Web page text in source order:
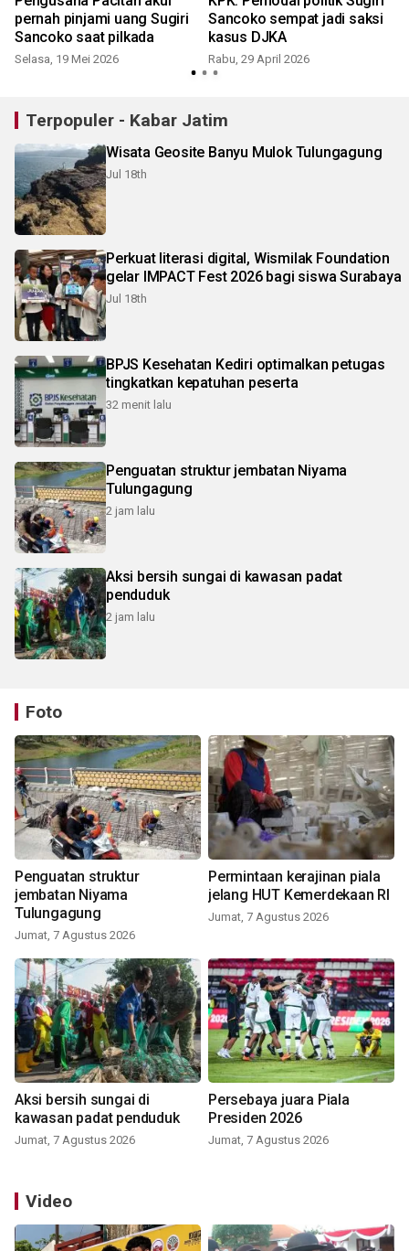
pernah pinjami uang Sugiri
Sancoko saat pilkada
Selasa, 19 Mei 2026
Sancoko sempat jadi saksi
kasus DJKA
Rabu, 29 April 2026
Terpopuler - Kabar Jatim
Wisata Geosite Banyu Mulok Tulungagung
Jul 18th
Perkuat literasi digital, Wismilak Foundation
gelar IMPACT Fest 2026 bagi siswa Surabaya
Jul 18th
BPJS Kesehatan Kediri optimalkan petugas
tingkatkan kepatuhan peserta
32 menit lalu
Penguatan struktur jembatan Niyama
Tulungagung
2 jam lalu
Aksi bersih sungai di kawasan padat
penduduk
2 jam lalu
Foto
Penguatan struktur
jembatan Niyama
Tulungagung
Jumat, 7 Agustus 2026
Permintaan kerajinan piala
jelang HUT Kemerdekaan RI
Jumat, 7 Agustus 2026
Aksi bersih sungai di
kawasan padat penduduk
Jumat, 7 Agustus 2026
Persebaya juara Piala
Presiden 2026
Jumat, 7 Agustus 2026
Video